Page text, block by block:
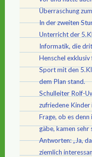
Überraschung
In der zweiten
Unterricht der
Informatik, die
Henschel exklusiv
Sport mit den
dem Plan stand.
Schulleiter Rolf-
zufriedene Kinder
Frage, ob es
gäbe, kamen sehr
Antworten: „Ja,
ziemlich